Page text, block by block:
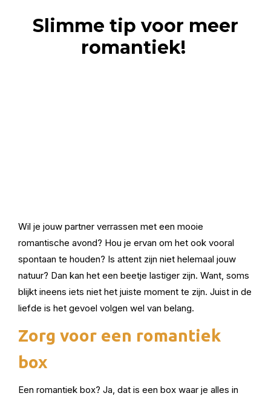
Slimme tip voor meer
romantiek!
Wil je jouw partner verrassen met een mooie
romantische avond? Hou je ervan om het ook vooral
spontaan te houden? Is attent zijn niet helemaal jouw
natuur? Dan kan het een beetje lastiger zijn. Want, soms
blijkt ineens iets niet het juiste moment te zijn. Juist in de
liefde is het gevoel volgen wel van belang.
Zorg voor een romantiek
box
Een romantiek box? Ja, dat is een box waar je alles in